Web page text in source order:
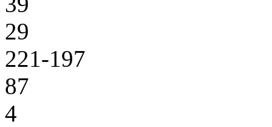
29
221-197
87
4